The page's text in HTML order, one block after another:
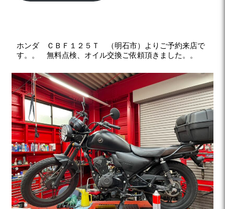
ホンダ ＣＢＦ１２５Ｔ （明石市）よりご予約来店で
す。。
無料点検、オイル交換ご依頼頂きました。。